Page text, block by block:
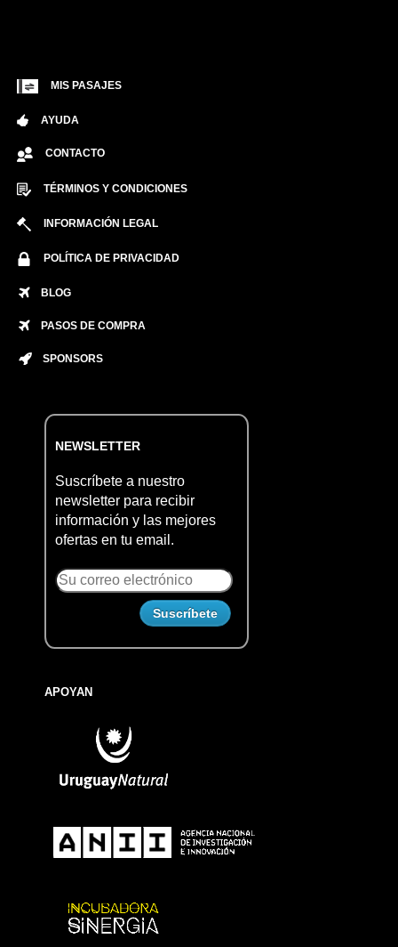
MIS PASAJES
AYUDA
CONTACTO
TÉRMINOS Y CONDICIONES
INFORMACIÓN LEGAL
POLÍTICA DE PRIVACIDAD
BLOG
PASOS DE COMPRA
SPONSORS
NEWSLETTER
Suscríbete a nuestro
newsletter para recibir
información y las mejores
ofertas en tu email.
APOYAN